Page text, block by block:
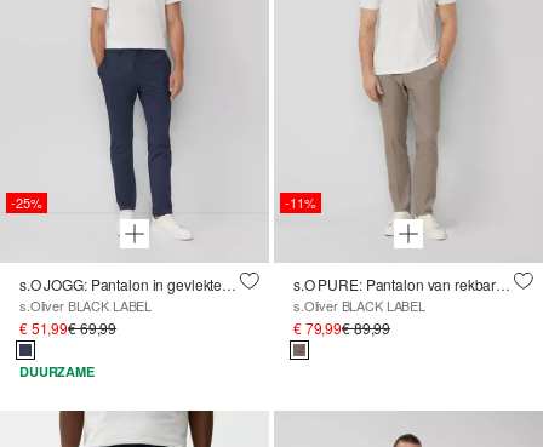
-25%
s.O JOGG: Pantalon in gevlekte piquéjersey
s.Oliver BLACK LABEL
€ 51,99€ 69,99
DUURZAME
-11%
s.O PURE: Pantalon van rekbare linnenmix
s.Oliver BLACK LABEL
€ 79,99€ 89,99